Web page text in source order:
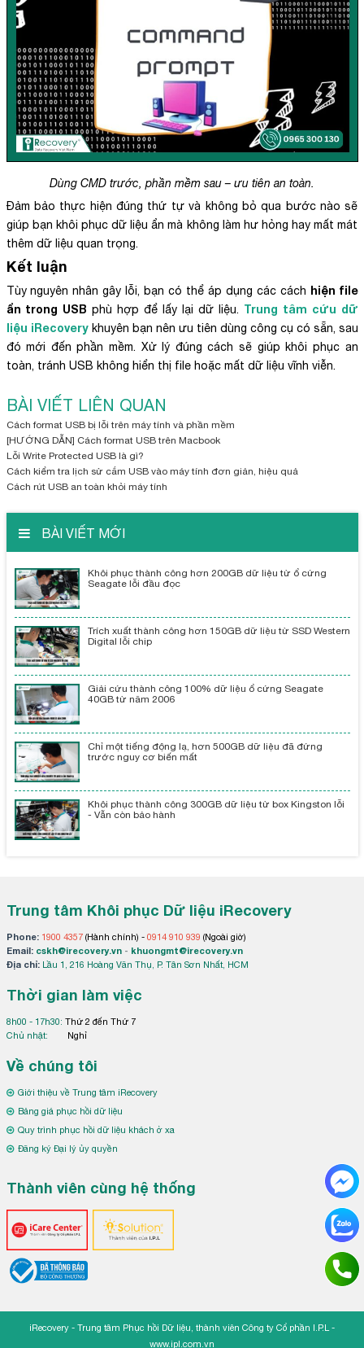
Dùng CMD trước, phần mềm sau – ưu tiên an toàn.
Đảm bảo thực hiện đúng thứ tự và không bỏ qua bước nào sẽ
giúp bạn khôi phục dữ liệu ẩn mà không làm hư hỏng hay mất mát
thêm dữ liệu quan trọng.
Kết luận
Tùy nguyên nhân gây lỗi, bạn có thể áp dụng các cách hiện file
ẩn trong USB phù hợp để lấy lại dữ liệu. Trung tâm cứu dữ
liệu iRecoverykhuyên bạn nên ưu tiên dùng công cụ có sẵn, sau
đó mới đến phần mềm. Xử lý đúng cách sẽ giúp khôi phục an
toàn, tránh USB không hiển thị file hoặc mất dữ liệu vĩnh viễn.
BÀI VIẾT LIÊN QUAN
Cách format USB bị lỗi trên máy tính và phần mềm
[HƯỚNG DẪN] Cách format USB trên Macbook
Lỗi Write Protected USB là gì?
Cách kiểm tra lịch sử cắm USB vào máy tính đơn giản, hiệu quả
Cách rút USB an toàn khỏi máy tính
BÀI VIẾT MỚI
Khôi phục thành công hơn 200GB dữ liệu từ ổ cứng
Seagate lỗi đầu đọc
Trích xuất thành công hơn 150GB dữ liệu từ SSD Western
Digital lỗi chip
Giải cứu thành công 100% dữ liệu ổ cứng Seagate
40GB từ năm 2006
Chỉ một tiếng động lạ, hơn 500GB dữ liệu đã đứng
trước nguy cơ biến mất
Khôi phục thành công 300GB dữ liệu từ box Kingston lỗi
- Vẫn còn bảo hành
Trung tâm Khôi phục Dữ liệu iRecovery
Phone: 1900 4357(Hành chính) - 0914 910 939 (Ngoài giờ)
Email: cskh@irecovery.vn- khuongmt@irecovery.vn
Địa chỉ: Lầu 1, 216 Hoàng Văn Thụ, P. Tân Sơn Nhất, HCM
Thời gian làm việc
8h00 - 17h30: Thứ 2 đến Thứ 7
Chủ nhật:
Nghỉ
Về chúng tôi
Giới thiệu về Trung tâm iRecovery
Bảng giá phục hồi dữ liệu
Quy trình phục hồi dữ liệu khách ở xa
Đăng ký Đại lý ủy quyền
Thành viên cùng hệ thống
iRecovery - Trung tâm Phục hồi Dữ liệu, thành viên Công ty Cổ phần I.P.L -
www.ipl.com.vn